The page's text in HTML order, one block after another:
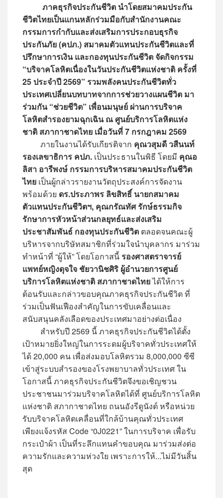
ภาคธุรกิจประกันชีวิต นำโดยสมาคมประกัน
ชีวิตไทยเป็นแกนหลักร่วมมือกับสำนักงานคณะ
กรรมการกำกับและส่งเสริมการประกอบธุรกิจ
ประกันภัย (คปภ.) สมาคมตัวแทนประกันชีวิตและที่
ปรึกษาการเงิน และกองทุนประกันชีวิต จัดกิจกรรม
“บริจาคโลหิตเนื่องในวันประกันชีวิตแห่งชาติ ครั้งที่
25 ประจำปี 2569” รวมพลังคนประกันชีวิตทั่ว
ประเทศเปลี่ยนบทบาทจากการช่วยวางแผนชีวิต มา
ร่วมกัน “ช่วยชีวิต” เพื่อนมนุษย์ ผ่านการบริจาค
โลหิตสำรองยามฉุกเฉิน ณ ศูนย์บริการโลหิตแห่ง
ชาติ สภากาชาดไทย เมื่อวันที่ 7 กรกฎาคม 2569
ภายในงานได้รับเกียรติจาก คุณวสุมดี วสีนนท์
รองเลขาธิการ คปภ. เป็นประธานในพิธี โดยมี คุณอ
ลิสา อารีพงษ์ กรรมการบริหารสมาคมประกันชีวิต
ไทย เป็นผู้กล่าวรายงานวัตถุประสงค์การจัดงาน
พร้อมด้วย ดร.ประภาพร ลิขสิทธิ์ นายกสมาคม
ตัวแทนประกันชีวิตฯ, คุณกรัณทัศ รักษ์ธรรมกิจ
รักษาการหัวหน้าส่วนกลยุทธ์และส่งเสริม
ประชาสัมพันธ์ กองทุนประกันชีวิต ตลอดจนคณะผู้
บริหารจากบริษัทสมาชิกที่ร่วมใจนำบุคลากร มาร่วม
ทำหน้าที่ “ผู้ให้” โดยโอกาสนี้ รองศาสตราจารย์
แพทย์หญิงดุจใจ ชัยวานิชศิริ ผู้อำนวยการศูนย์
บริการโลหิตแห่งชาติ สภากาชาดไทยได้ให้การ
ต้อนรับและกล่าวขอบคุณภาคธุรกิจประกันชีวิต ที่
ร่วมเป็นฟันเฟืองสำคัญในการขับเคลื่อนและ
สนับสนุนคลังเลือดของประเทศมาอย่างต่อเนื่อง
สำหรับปี 2569 นี้ ภาคธุรกิจประกันชีวิตได้ตั้ง
เป้าหมายยิ่งใหญ่ในการระดมผู้บริจาคทั่วประเทศให้
ได้ 20,000 คน เพื่อส่งมอบโลหิตรวม 8,000,000 ซีซี
เข้าสู่ระบบสำรองของโรงพยาบาลทั่วประเทศ ใน
โอกาสนี้ ภาคธุรกิจประกันชีวิตจึงขอเชิญชวน
ประชาชนมาร่วมบริจาคโลหิตได้ที่ ศูนย์บริการโลหิต
แห่งชาติ สภากาชาดไทย ถนนอังรีดูนังต์ หรือหน่วย
รับบริจาคโลหิตเคลื่อนที่ใกล้บ้านคุณทั่วประเทศ
เพียงแจ้งรหัส Code “0J0221” ในการบริจาค เพื่อรับ
กระเป๋าผ้า เป็นที่ระลึกแทนคำขอบคุณ มาร่วมส่งต่อ
ความรักและความห่วงใย เพราะการให้...ไม่มีวันสิ้น
สุด